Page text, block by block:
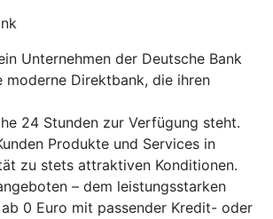
Unternehmen der Deutsche Bank
moderne Direktbank, die ihren
24 Stunden zur Verfügung steht.
Produkte und Services in
zu stets attraktiven Konditionen.
– dem leistungsstarken
ab 0 Euro mit passender Kredit- oder